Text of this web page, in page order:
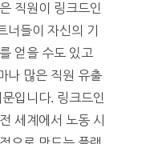
직원이 링크드인
너들이 자신의 기
얻을 수도 있고
나 많은 직원 유출
입니다. 링크드인
세계에서 노동 시